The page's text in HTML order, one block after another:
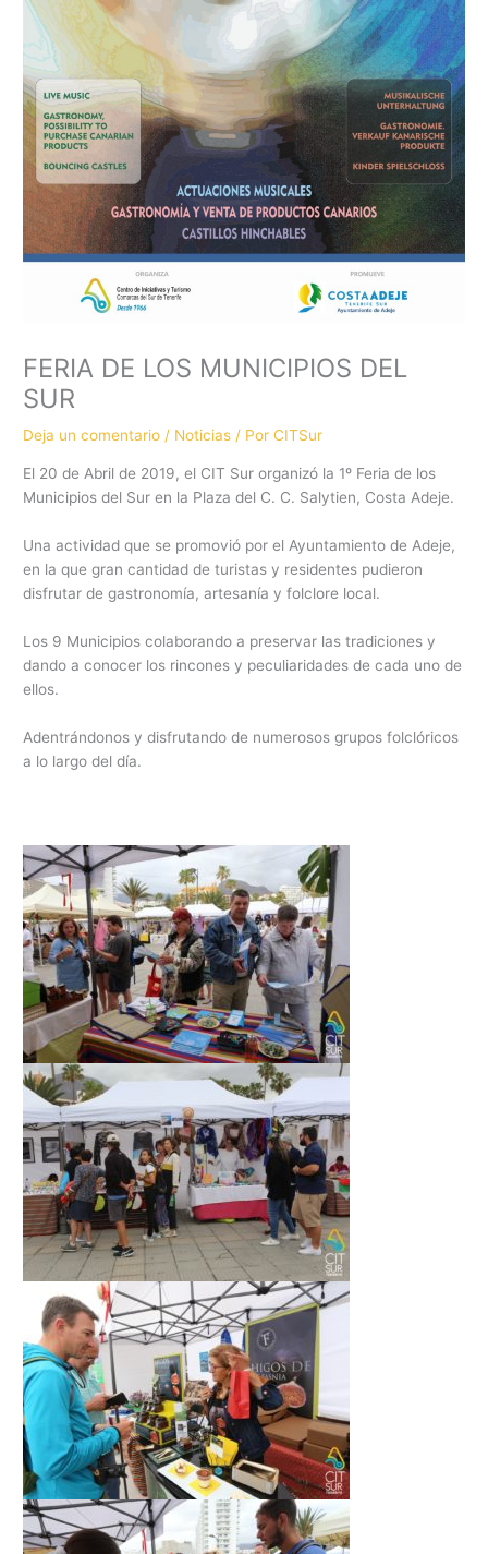
FERIA DE LOS MUNICIPIOS DEL
SUR
Deja un comentario / Noticias / PorCITSur
El 20 de Abril de 2019, el CIT Sur organizó la 1º Feria de los
Municipios del Sur en la Plaza del C. C. Salytien, Costa Adeje.
Una actividad que se promovió por el Ayuntamiento de Adeje,
en la que gran cantidad de turistas y residentes pudieron
disfrutar de gastronomía, artesanía y folclore local.
Los 9 Municipios colaborando a preservar las tradiciones y
dando a conocer los rincones y peculiaridades de cada uno de
ellos.
Adentrándonos y disfrutando de numerosos grupos folclóricos
a lo largo del día.